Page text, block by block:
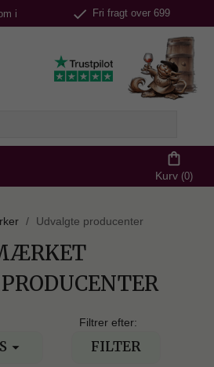
i check Fri fragt over 699
shopping_bag
Kurv (0)
Udvalgte producenter

Filtrer efter:
FILTER